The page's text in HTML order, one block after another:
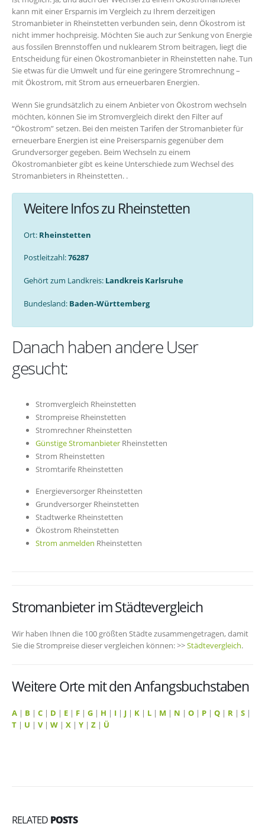
kann mit einer Ersparnis im Vergleich zu Ihrem derzeitigen
Stromanbieter in Rheinstetten verbunden sein, denn Ökostrom ist
nicht immer hochpreisig. Möchten Sie auch zur Senkung von Energie
aus fossilen Brennstoffen und nuklearem Strom beitragen, liegt die
Entscheidung für einen Ökostromanbieter in Rheinstetten nahe. Tun
Sie etwas für die Umwelt und für eine geringere Stromrechnung –
mit Ökostrom, mit Strom aus erneuerbaren Energien.
Wenn Sie grundsätzlich zu einem Anbieter von Ökostrom wechseln
möchten, können Sie im Stromvergleich direkt den Filter auf
“Ökostrom” setzen. Bei den meisten Tarifen der Stromanbieter für
erneuerbare Energien ist eine Preisersparnis gegenüber dem
Grundversorger gegeben. Beim Wechseln zu einem
Ökostromanbieter gibt es keine Unterschiede zum Wechsel des
Stromanbieters in Rheinstetten. .
Weitere Infos zu Rheinstetten
Ort: Rheinstetten
Postleitzahl:76287
Gehört zum Landkreis: Landkreis Karlsruhe
Bundesland: Baden-Württemberg
Danach haben andere User
gesucht:
Stromvergleich Rheinstetten
Strompreise Rheinstetten
Stromrechner Rheinstetten
Günstige Stromanbieter Rheinstetten
Strom Rheinstetten
Stromtarife Rheinstetten
Energieversorger Rheinstetten
Grundversorger Rheinstetten
Stadtwerke Rheinstetten
Ökostrom Rheinstetten
Strom anmelden Rheinstetten
Stromanbieter im Städtevergleich
Wir haben Ihnen die 100 größten Städte zusammengetragen, damit
Sie die Strompreise dieser vergleichen können: >>Städtevergleich.
Weitere Orte mit den Anfangsbuchstaben
A | B | C | D | E | F | G | H | I | J | K | L | M | N | O | P | Q | R | S |
T | U | V| W | X | Y | Z | Ü
RELATED POSTS